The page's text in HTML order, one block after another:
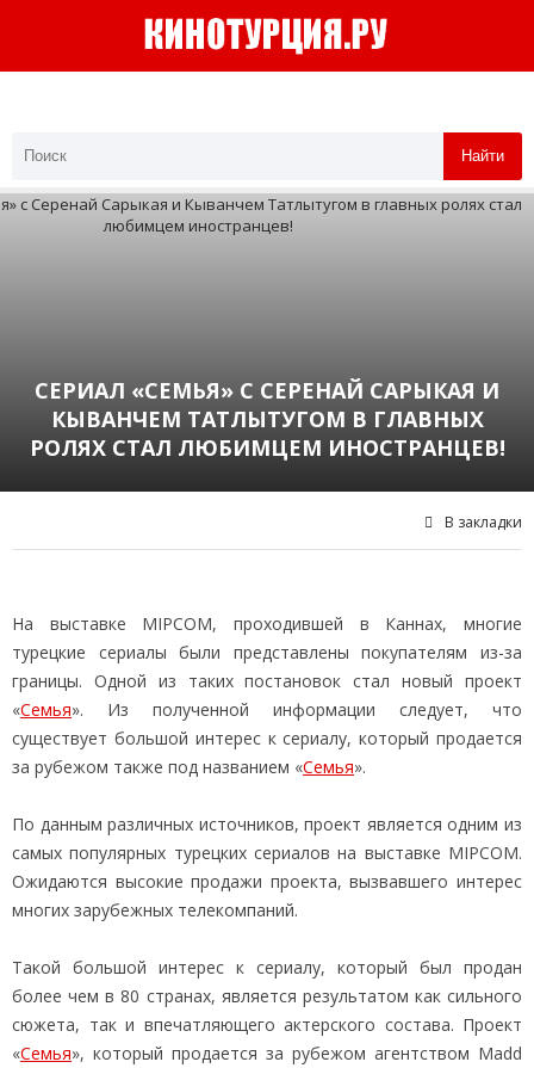
Найти
СЕРИАЛ «СЕМЬЯ» С СЕРЕНАЙ САРЫКАЯ И
КЫВАНЧЕМ ТАТЛЫТУГОМ В ГЛАВНЫХ
РОЛЯХ СТАЛ ЛЮБИМЦЕМ ИНОСТРАНЦЕВ!
В закладки
На выставке MIPCOM, проходившей в Каннах, многие
турецкие сериалы были представлены покупателям из-за
границы. Одной из таких постановок стал новый проект
«Семья». Из полученной информации следует, что
существует большой интерес к сериалу, который продается
за рубежом также под названием «Семья».
По данным различных источников, проект является одним из
самых популярных турецких сериалов на выставке MIPCOM.
Ожидаются высокие продажи проекта, вызвавшего интерес
многих зарубежных телекомпаний.
Такой большой интерес к сериалу, который был продан
более чем в 80 странах, является результатом как сильного
сюжета, так и впечатляющего актерского состава. Проект
«Семья», который продается за рубежом агентством Madd